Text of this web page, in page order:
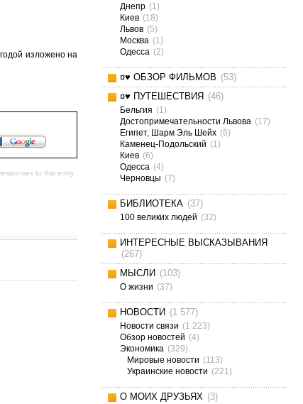
изложено на
to this entry
Днепр (1)
Киев (18)
Львов (5)
Москва (1)
Одесса (2)
¤♥ ОБЗОР ФИЛЬМОВ (53)
¤♥ ПУТЕШЕСТВИЯ (46)
Бельгия (1)
Достопримечательности Львова (17)
Египет, Шарм Эль Шейх (6)
Каменец-Подольский (1)
Киев (6)
Одесса (4)
Черновцы (7)
БИБЛИОТЕКА (37)
100 великих людей (32)
ИНТЕРЕСНЫЕ ВЫСКАЗЫВАНИЯ
(267)
МЫСЛИ (103)
О жизни (37)
НОВОСТИ (1 577)
Новости связи (1 223)
Обзор новостей (4)
Экономика (329)
Мировые новости (113)
Украинские новости (221)
О МОИХ ДРУЗЬЯХ (3)